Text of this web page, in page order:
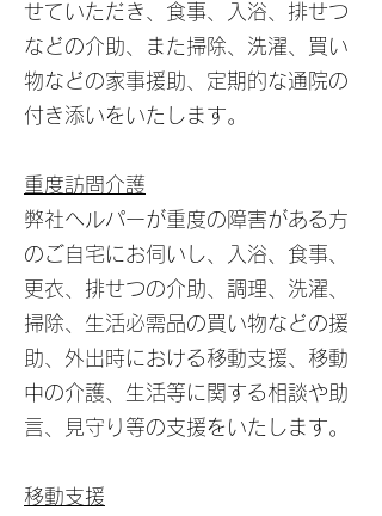
せていただき、食事、入浴、排せつ
などの介助、また掃除、洗濯、買い
物などの家事援助、定期的な通院の
付き添いをいたします。
重度訪問介護
弊社ヘルパーが重度の障害がある方
のご自宅にお伺いし、入浴、食事、
更衣、排せつの介助、調理、洗濯、
掃除、生活必需品の買い物などの援
助、外出時における移動支援、移動
中の介護、生活等に関する相談や助
言、見守り等の支援をいたします。
移動支援